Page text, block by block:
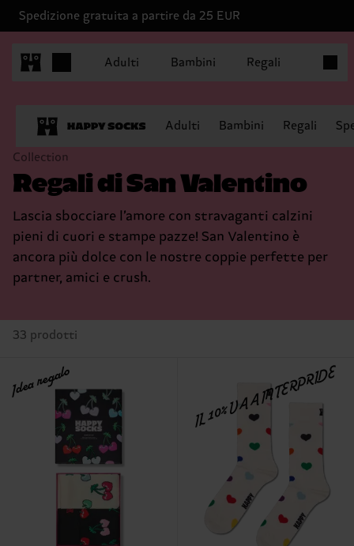
Spedizione gratuita a partire da 25 EUR
Adulti Bambini Regali
Adulti Bambini Regali
Collection
Regali di San Valentino
Lascia sbocciare l’amore con stravaganti calzini
pieni di cuori e stampe pazze! San Valentino è
ancora più dolce con le nostre coppie perfette per
partner, amici e crush.
33 prodotti
Idea regalo IL 10% VA A INTERPRIDE